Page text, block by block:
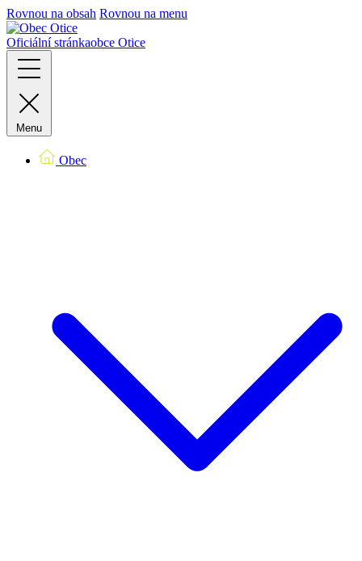
Rovnou na obsah Rovnou na menu
Oficiální stránkaobce Otice
Menu
Obec